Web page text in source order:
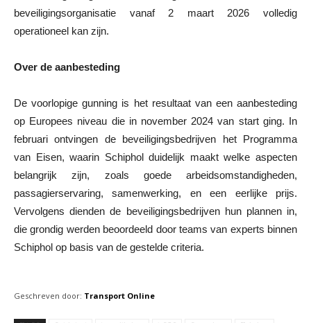
beveiligingsorganisatie vanaf 2 maart 2026 volledig
operationeel kan zijn.
Over de aanbesteding
De voorlopige gunning is het resultaat van een aanbesteding
op Europees niveau die in november 2024 van start ging. In
februari ontvingen de beveiligingsbedrijven het Programma
van Eisen, waarin Schiphol duidelijk maakt welke aspecten
belangrijk zijn, zoals goede arbeidsomstandigheden,
passagierservaring, samenwerking, en een eerlijke prijs.
Vervolgens dienden de beveiligingsbedrijven hun plannen in,
die grondig werden beoordeeld door teams van experts binnen
Schiphol op basis van de gestelde criteria.
Geschreven door: Transport Online